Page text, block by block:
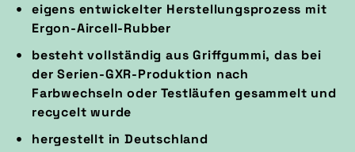
eigens entwickelter Herstellungsprozess mit
Ergon-Aircell-Rubber
besteht vollständig aus Griffgummi, das bei
der Serien-GXR-Produktion nach
Farbwechseln oder Testläufen gesammelt und
recycelt wurde
hergestellt in Deutschland